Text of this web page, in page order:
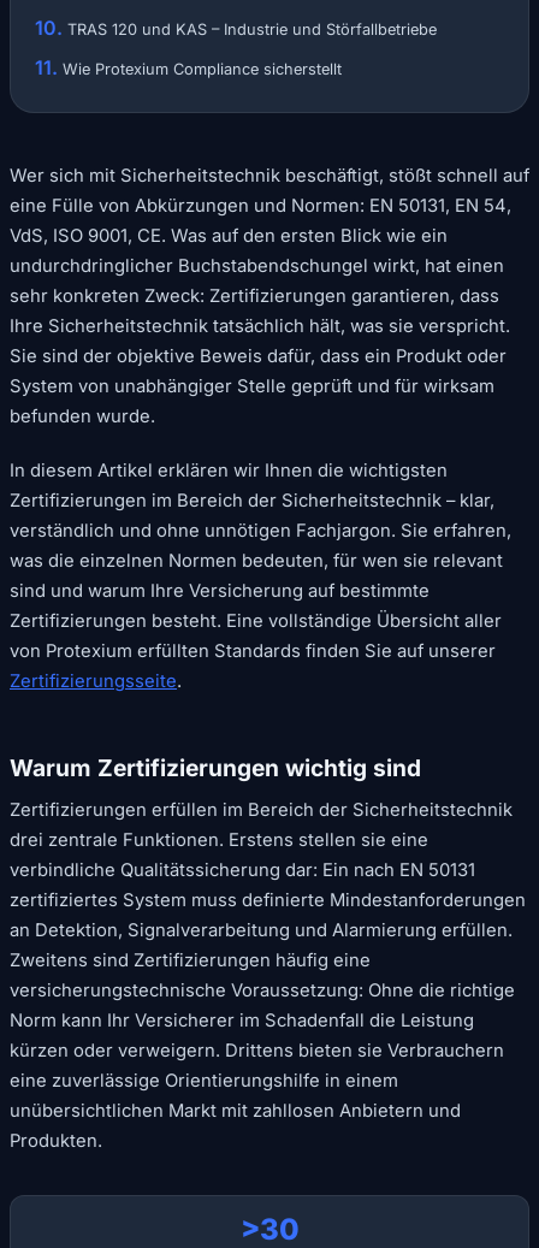
TRAS 120 und KAS – Industrie und Störfallbetriebe
Wie Protexium Compliance sicherstellt
Wer sich mit Sicherheitstechnik beschäftigt, stößt schnell auf
eine Fülle von Abkürzungen und Normen: EN 50131, EN 54,
VdS, ISO 9001, CE. Was auf den ersten Blick wie ein
undurchdringlicher Buchstabendschungel wirkt, hat einen
sehr konkreten Zweck: Zertifizierungen garantieren, dass
Ihre Sicherheitstechnik tatsächlich hält, was sie verspricht.
Sie sind der objektive Beweis dafür, dass ein Produkt oder
System von unabhängiger Stelle geprüft und für wirksam
befunden wurde.
In diesem Artikel erklären wir Ihnen die wichtigsten
Zertifizierungen im Bereich der Sicherheitstechnik – klar,
verständlich und ohne unnötigen Fachjargon. Sie erfahren,
was die einzelnen Normen bedeuten, für wen sie relevant
sind und warum Ihre Versicherung auf bestimmte
Zertifizierungen besteht. Eine vollständige Übersicht aller
von Protexium erfüllten Standards finden Sie auf unserer
Zertifizierungsseite.
Warum Zertifizierungen wichtig sind
Zertifizierungen erfüllen im Bereich der Sicherheitstechnik
drei zentrale Funktionen. Erstens stellen sie eine
verbindliche Qualitätssicherung dar: Ein nach EN 50131
zertifiziertes System muss definierte Mindestanforderungen
an Detektion, Signalverarbeitung und Alarmierung erfüllen.
Zweitens sind Zertifizierungen häufig eine
versicherungstechnische Voraussetzung: Ohne die richtige
Norm kann Ihr Versicherer im Schadenfall die Leistung
kürzen oder verweigern. Drittens bieten sie Verbrauchern
eine zuverlässige Orientierungshilfe in einem
unübersichtlichen Markt mit zahllosen Anbietern und
Produkten.
>30